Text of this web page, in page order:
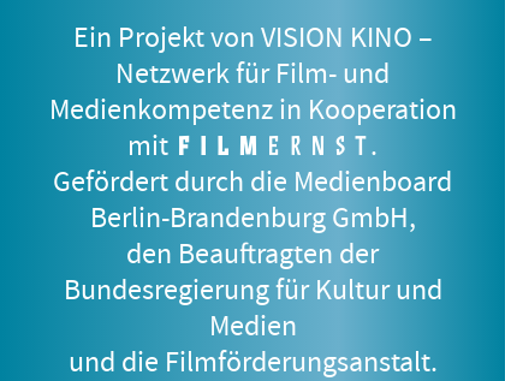
DJ AHMET
8.–12. Jahrgangsstufe
Ein Projekt von VISION KINO –
Netzwerk für Film- und
Medienkompetenz in Kooperation
mit
.
Gefördert durch die Medienboard
Berlin-Brandenburg GmbH,
den Beauftragten der
Bundesregierung für Kultur und
Medien
und die Filmförderungsanstalt.